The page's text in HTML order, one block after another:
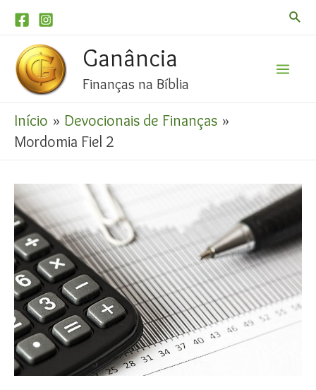
Ganância
Finanças na Bíblia
Início
Devocionais de Finanças
Mordomia Fiel 2